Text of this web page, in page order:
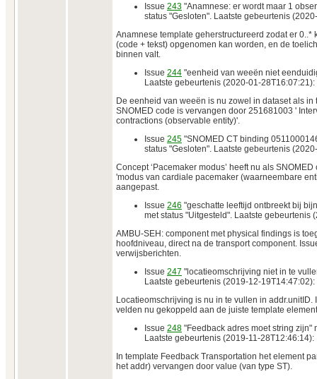
Issue 243 "Anamnese: er wordt maar 1
status "Gesloten". Laatste gebeurtenis
Anamnese template geherstructureerd zodat er 0..*
(code + tekst) opgenomen kan worden, en de
binnen valt.
Issue 244 "eenheid van weeën niet
Laatste gebeurtenis (2020-01-28T16:07:21):
De eenheid van weeën is nu zowel in dataset als in
SNOMED code is vervangen door 251681003 '
contractions (observable entity)'.
Issue 245 "SNOMED CT binding
status "Gesloten". Laatste gebeurtenis
Concept ‘Pacemaker modus’ heeft nu als
'modus van cardiale pacemaker (waarneembare
aangepast.
Issue 246 "geschatte leeftijd ontbreekt bij
met status "Uitgesteld". Laatste gebeurtenis
AMBU-SEH: component met physical findings is
hoofdniveau, direct na de transport component.
verwijsberichten.
Issue 247 "locatieomschrijving niet in te
Laatste gebeurtenis (2019-12-19T14:47:02):
Locatieomschrijving is nu in te vullen in
velden nu gekoppeld aan de juiste template
Issue 248 "Feedback adres moet string zijn"
Laatste gebeurtenis (2019-11-28T12:46:14):
In template Feedback Transportation het element
het addr) vervangen door value (van type ST).